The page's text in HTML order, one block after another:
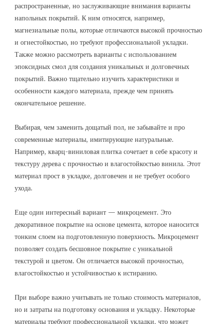
распространенные, но заслуживающие внимания варианты
напольных покрытий. К ним относятся, например,
магнезиальные полы, которые отличаются высокой прочностью
и огнестойкостью, но требуют профессиональной укладки.
Также можно рассмотреть варианты с использованием
эпоксидных смол для создания уникальных и долговечных
покрытий. Важно тщательно изучить характеристики и
особенности каждого материала, прежде чем принять
окончательное решение.
Выбирая, чем заменить дощатый пол, не забывайте и про
современные материалы, имитирующие натуральные.
Например, кварц-виниловая плитка сочетает в себе красоту и
текстуру дерева с прочностью и влагостойкостью винила. Этот
материал прост в укладке, долговечен и не требует особого
ухода.
Еще один интересный вариант — микроцемент. Это
декоративное покрытие на основе цемента, которое наносится
тонким слоем на подготовленную поверхность. Микроцемент
позволяет создать бесшовное покрытие с уникальной
текстурой и цветом. Он отличается высокой прочностью,
влагостойкостью и устойчивостью к истиранию.
При выборе важно учитывать не только стоимость материалов,
но и затраты на подготовку основания и укладку. Некоторые
материалы требуют профессиональной укладки, что может